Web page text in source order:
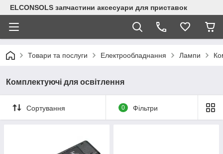
ELCONSOLS запчастини аксесуари для приставок
Товари та послуги Електрообладнання Лампи
Комплектуючі для освітлення
Сортування 0 Фільтри